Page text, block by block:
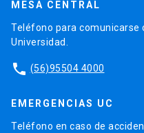
MESA CENTRAL
Teléfono para comunicarse
Universidad.
phone (56)95504 4000
EMERGENCIAS UC
Teléfono en caso de